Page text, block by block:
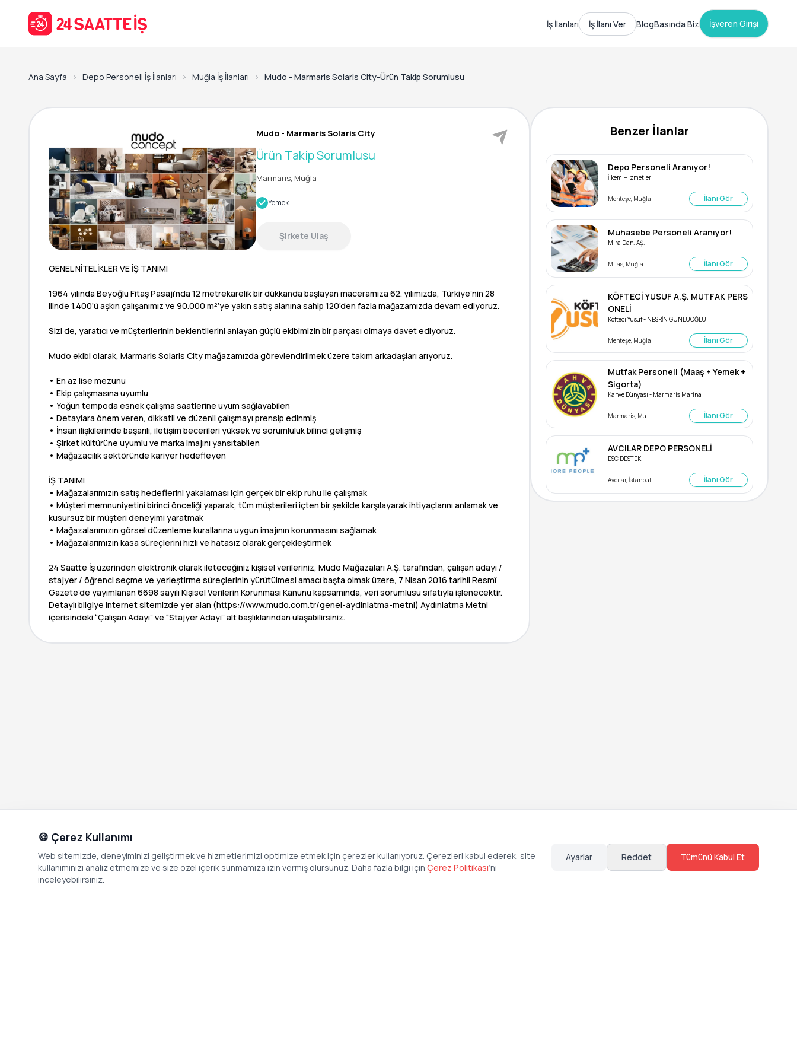
İş İlanları İş İlanı Ver BlogBasında Biz İşveren Girişi
Ana Sayfa Depo Personeli İş İlanları Muğla İş İlanları Mudo - Marmaris Solaris City-Ürün Takip Sorumlusu
Mudo - Marmaris Solaris City
Ürün Takip Sorumlusu
Marmaris, Muğla
Yemek
Şirkete Ulaş
GENEL NİTELİKLER VE İŞ TANIMI
1964 yılında Beyoğlu Fitaş Pasajı’nda 12 metrekarelik bir dükkanda başlayan maceramıza 62. yılımızda, Türkiye’nin 28
ilinde 1.400’ü aşkın çalışanımız ve 90.000 m²’ye yakın satış alanına sahip 120’den fazla mağazamızda devam ediyoruz.
Sizi de, yaratıcı ve müşterilerinin beklentilerini anlayan güçlü ekibimizin bir parçası olmaya davet ediyoruz.
Mudo ekibi olarak, Marmaris Solaris City mağazamızda görevlendirilmek üzere takım arkadaşları arıyoruz.
• En az lise mezunu
• Ekip çalışmasına uyumlu
• Yoğun tempoda esnek çalışma saatlerine uyum sağlayabilen
• Detaylara önem veren, dikkatli ve düzenli çalışmayı prensip edinmiş
• İnsan ilişkilerinde başarılı, iletişim becerileri yüksek ve sorumluluk bilinci gelişmiş
• Şirket kültürüne uyumlu ve marka imajını yansıtabilen
• Mağazacılık sektöründe kariyer hedefleyen
İŞ TANIMI
• Mağazalarımızın satış hedeflerini yakalaması için gerçek bir ekip ruhu ile çalışmak
• Müşteri memnuniyetini birinci önceliği yaparak, tüm müşterileri içten bir şekilde karşılayarak ihtiyaçlarını anlamak ve
kusursuz bir müşteri deneyimi yaratmak
• Mağazalarımızın görsel düzenleme kurallarına uygun imajının korunmasını sağlamak
• Mağazalarımızın kasa süreçlerini hızlı ve hatasız olarak gerçekleştirmek
24 Saatte İş üzerinden elektronik olarak ileteceğiniz kişisel verileriniz, Mudo Mağazaları A.Ş. tarafından, çalışan adayı /
stajyer / öğrenci seçme ve yerleştirme süreçlerinin yürütülmesi amacı başta olmak üzere, 7 Nisan 2016 tarihli Resmî
Gazete’de yayımlanan 6698 sayılı Kişisel Verilerin Korunması Kanunu kapsamında, veri sorumlusu sıfatıyla işlenecektir.
Detaylı bilgiye internet sitemizde yer alan (https://www.mudo.com.tr/genel-aydinlatma-metni) Aydınlatma Metni
içerisindeki “Çalışan Adayı” ve “Stajyer Adayı’’ alt başlıklarından ulaşabilirsiniz.
Benzer İlanlar
Depo Personeli Aranıyor!
İlkem Hizmetler
Menteşe, Muğla İlanı Gör
Muhasebe Personeli Aranıyor!
Mira Dan. AŞ.
Milas, Muğla İlanı Gör
KÖFTECİ YUSUF A.Ş. MUTFAK PERS
ONELİ
Köfteci Yusuf - NESRİN GÜNLÜOĞLU
Menteşe, Muğla İlanı Gör
Mutfak Personeli (Maaş + Yemek +
Sigorta)
Kahve Dünyası - Marmaris Marina
İlanı Gör
AVCILAR DEPO PERSONELİ
ESC DESTEK
Avcılar, İstanbul İlanı Gör
🍪 Çerez Kullanımı
Web sitemizde, deneyiminizi geliştirmek ve hizmetlerimizi optimize etmek için çerezler kullanıyoruz. Çerezleri kabul ederek, site
kullanımınızı analiz etmemize ve size özel içerik sunmamıza izin vermiş olursunuz. Daha fazla bilgi için Çerez Politikası’nı
inceleyebilirsiniz.
Ayarlar Reddet Tümünü Kabul Et